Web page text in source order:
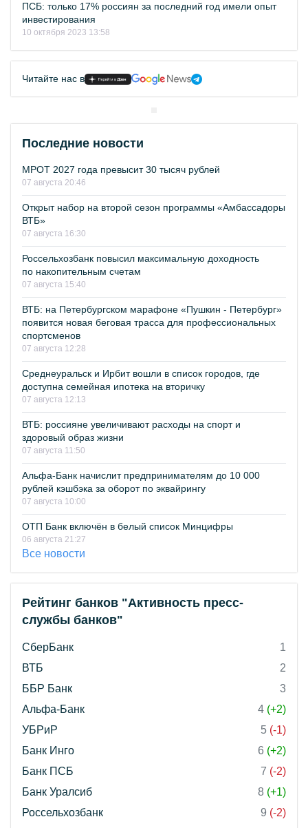
ПСБ: только 17% россиян за последний год имели опыт
инвестирования
10 октября 2023 13:58
Читайте нас в
Последние новости
МРОТ 2027 года превысит 30 тысяч рублей
07 августа 20:46
Открыт набор на второй сезон программы «Амбассадоры
ВТБ»
07 августа 16:30
Россельхозбанк повысил максимальную доходность
по накопительным счетам
07 августа 15:40
ВТБ: на Петербургском марафоне «Пушкин - Петербург»
появится новая беговая трасса для профессиональных
спортсменов
07 августа 12:28
Среднеуральск и Ирбит вошли в список городов, где
доступна семейная ипотека на вторичку
07 августа 12:13
ВТБ: россияне увеличивают расходы на спорт и
здоровый образ жизни
07 августа 11:50
Альфа-Банк начислит предпринимателям до 10 000
рублей кэшбэка за оборот по эквайрингу
07 августа 10:00
ОТП Банк включён в белый список Минцифры
06 августа 21:27
Все новости
Рейтинг банков "Активность пресс-
службы банков"
СберБанк
1
ВТБ
2
ББР Банк
3
Альфа-Банк
4 (+2)
УБРиР
5 (-1)
Банк Инго
6 (+2)
Банк ПСБ
7 (-2)
Банк Уралсиб
8 (+1)
Россельхозбанк
9 (-2)